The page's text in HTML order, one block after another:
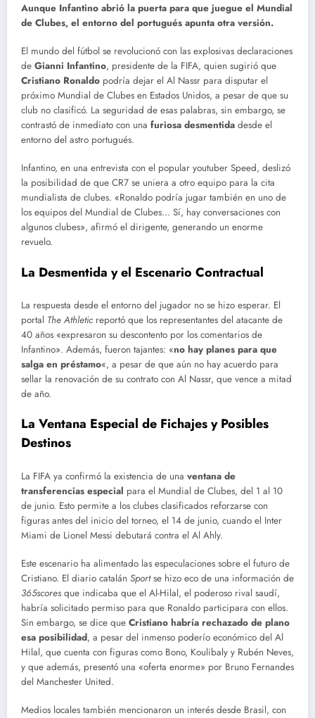
Aunque Infantino abrió la puerta para que juegue el Mundial
de Clubes, el entorno del portugués apunta otra versión.
El mundo del fútbol se revolucionó con las explosivas declaraciones
de Gianni Infantino, presidente de la FIFA, quien sugirió que
Cristiano Ronaldo podría dejar el Al Nassr para disputar el
próximo Mundial de Clubes en Estados Unidos, a pesar de que su
club no clasificó. La seguridad de esas palabras, sin embargo, se
contrastó de inmediato con una furiosa desmentida desde el
entorno del astro portugués.
Infantino, en una entrevista con el popular youtuber Speed, deslizó
la posibilidad de que CR7 se uniera a otro equipo para la cita
mundialista de clubes. «Ronaldo podría jugar también en uno de
los equipos del Mundial de Clubes… Sí, hay conversaciones con
algunos clubes», afirmó el dirigente, generando un enorme
revuelo.
La Desmentida y el Escenario Contractual
La respuesta desde el entorno del jugador no se hizo esperar. El
portal The Athletic reportó que los representantes del atacante de
40 años «expresaron su descontento por los comentarios de
Infantino». Además, fueron tajantes: «no hay planes para que
salga en préstamo«, a pesar de que aún no hay acuerdo para
sellar la renovación de su contrato con Al Nassr, que vence a mitad
de año.
La Ventana Especial de Fichajes y Posibles
Destinos
La FIFA ya confirmó la existencia de una ventana de
transferencias especial para el Mundial de Clubes, del 1 al 10
de junio. Esto permite a los clubes clasificados reforzarse con
figuras antes del inicio del torneo, el 14 de junio, cuando el Inter
Miami de Lionel Messi debutará contra el Al Ahly.
Este escenario ha alimentado las especulaciones sobre el futuro de
Cristiano. El diario catalán Sportse hizo eco de una información de
365scores que indicaba que el Al-Hilal, el poderoso rival saudí,
habría solicitado permiso para que Ronaldo participara con ellos.
Sin embargo, se dice que Cristiano habría rechazado de plano
esa posibilidad, a pesar del inmenso poderío económico del Al
Hilal, que cuenta con figuras como Bono, Koulibaly y Rubén Neves,
y que además, presentó una «oferta enorme» por Bruno Fernandes
del Manchester United.
Medios locales también mencionaron un interés desde Brasil, con